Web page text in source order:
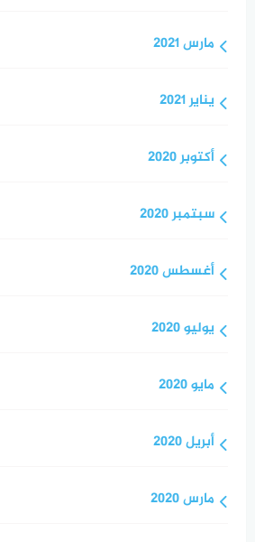
مارس 2021
يناير 2021
أكتوبر 2020
سبتمبر 2020
أغسطس 2020
يوليو 2020
مايو 2020
أبريل 2020
مارس 2020